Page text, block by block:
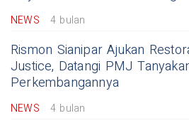
NEWS 4 bulan
Rismon Sianipar Ajukan
Justice, Datangi PMJ
Perkembangannya
NEWS 4 bulan